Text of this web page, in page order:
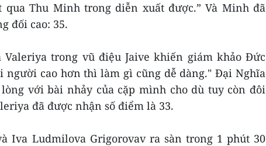
Thu Minh trong diễn xuất được.” Và Minh đã
đối cao: 35.
trong vũ điệu Jaive khiến giám khảo Đức
người cao hơn thì làm gì cũng dễ dàng." Đại Nghĩa
với bài nhảy của cặp mình cho dù tuy còn đôi
đã được nhận số điểm là 33.
Iva Ludmilova Grigorovav ra sàn trong 1 phút 30